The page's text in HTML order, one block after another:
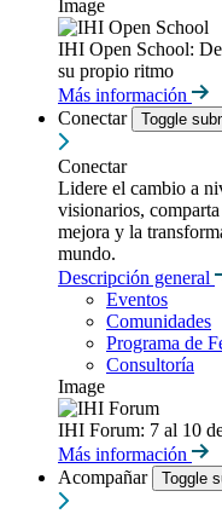
Image
IHI Open School:
su propio ritmo
Más información
Conectar
Toggle
Conectar
Lidere el cambio a
visionarios,
mejora y la
mundo.
Descripción general
Eventos
Comunidades
Programa de
Consultoría
Image
IHI Forum: 7 al 10
Más información
Acompañar
Toggle